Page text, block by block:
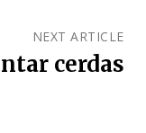
NEXT ARTICLE
cerdas